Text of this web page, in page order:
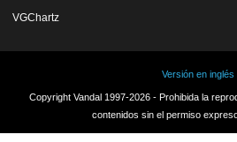
VGChartz
Versión en inglés
Copyright Vandal 1997-2026 - Prohibida la
contenidos sin el permiso